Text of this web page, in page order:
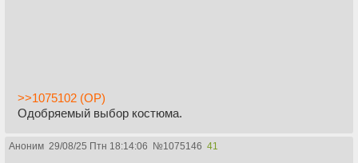
>>1075102 (OP)
Одобряемый выбор костюма.
Аноним 29/08/25 Птн 18:14:06 №1075146 41